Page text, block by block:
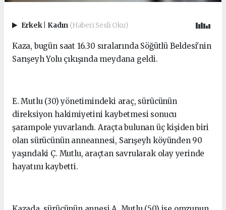
Erkek Kadın (Haberi Sesli Oku)
Kaza, bugün saat 16.30 sıralarında Söğütlü Beldesi'nin
Sarışeyh Yolu çıkışında meydana geldi.
E. Mutlu (30) yönetimindeki araç, sürücünün
direksiyon hakimiyetini kaybetmesi sonucu
şarampole yuvarlandı. Araçta bulunan üç kişiden biri
olan sürücünün anneannesi, Sarışeyh köyünden 90
yaşındaki Ç. Mutlu, araçtan savrularak olay yerinde
hayatını kaybetti.